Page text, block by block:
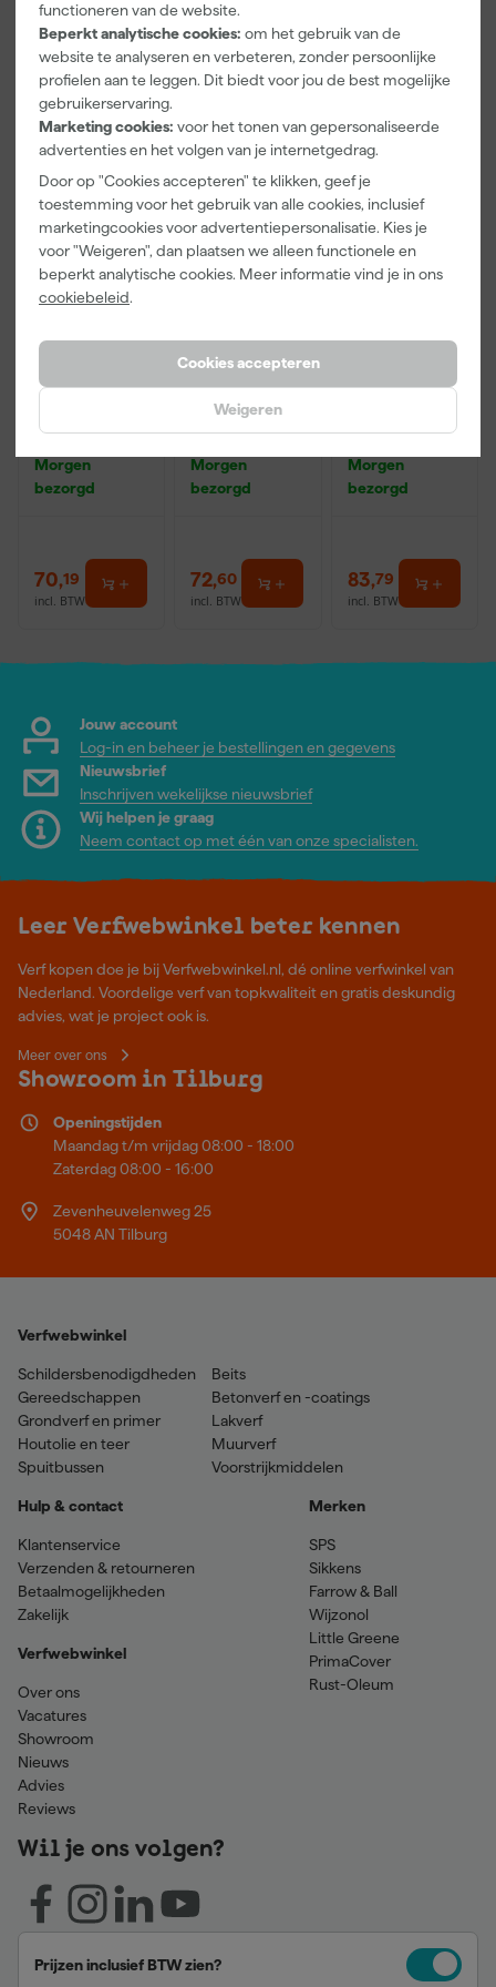
functioneren van de website.
Beperkt analytische cookies: om het gebruik van de
website te analyseren en verbeteren, zonder persoonlijke
profielen aan te leggen. Dit biedt voor jou de best mogelijke
gebruikerservaring.
Marketing cookies: voor het tonen van gepersonaliseerde
advertenties en het volgen van je internetgedrag.
Door op "Cookies accepteren" te klikken, geef je
toestemming voor het gebruik van alle cookies, inclusief
marketingcookies voor advertentiepersonalisatie. Kies je
voor "Weigeren", dan plaatsen we alleen functionele en
beperkt analytische cookies. Meer informatie vind je in ons
cookiebeleid.
Cookies accepteren
Weigeren
VC2512L /
VC3011L
94,
incl. BTW
(50st)
Makita
Mbox
opbergkoffer
nummer 2 -
163mm hoog
Morgen
bezorgd
70,19
incl. BTW
Makita
821551-8
Mbox
opbergkoffer
nummer 3 -
215mm hoog
Morgen
bezorgd
72,60
incl. BTW
Makita
Mbox
opbergkoffer
nummer 4 -
320mm hoog
Morgen
bezorgd
83,79
incl. BTW
Jouw account
Log-in en beheer je bestellingen en gegevens
Nieuwsbrief
Inschrijven wekelijkse nieuwsbrief
Wij helpen je graag
Neem contact op met één van onze specialisten.
Leer Verfwebwinkel beter kennen
Verf kopen doe je bij Verfwebwinkel.nl, dé online verfwinkel van
Nederland. Voordelige verf van topkwaliteit en gratis deskundig
advies, wat je project ook is.
Meer over ons
Showroom in Tilburg
Openingstijden
Maandag t/m vrijdag 08:00 - 18:00
Zaterdag 08:00 - 16:00
Zevenheuvelenweg 25
5048 AN Tilburg
Verfwebwinkel
Schildersbenodigdheden
Gereedschappen
Grondverf en primer
Houtolie en teer
Spuitbussen
Beits
Betonverf en -coatings
Lakverf
Muurverf
Voorstrijkmiddelen
Hulp & contact
Klantenservice
Verzenden & retourneren
Betaalmogelijkheden
Zakelijk
Verfwebwinkel
Over ons
Vacatures
Showroom
Nieuws
Advies
Reviews
Merken
SPS
Sikkens
Farrow & Ball
Wijzonol
Little Greene
PrimaCover
Rust-Oleum
Wil je ons volgen?
Prijzen inclusief BTW zien?